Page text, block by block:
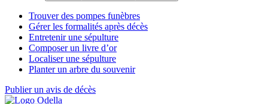
Trouver des pompes funèbres
Gérer les formalités après décès
Entretenir une sépulture
Composer un livre d’or
Localiser une sépulture
Planter un arbre du souvenir
Publier un avis de décès